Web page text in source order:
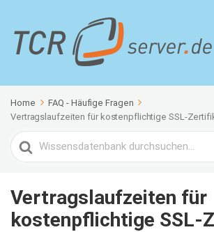
Home
FAQ - Häufige Fragen
Vertragslaufzeiten für kostenpflichtige SSL-
Search
For
Vertragslaufzeiten für
kostenpflichtige SSL-